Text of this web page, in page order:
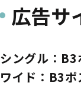
広告サ
シングル：
ワイド：B3